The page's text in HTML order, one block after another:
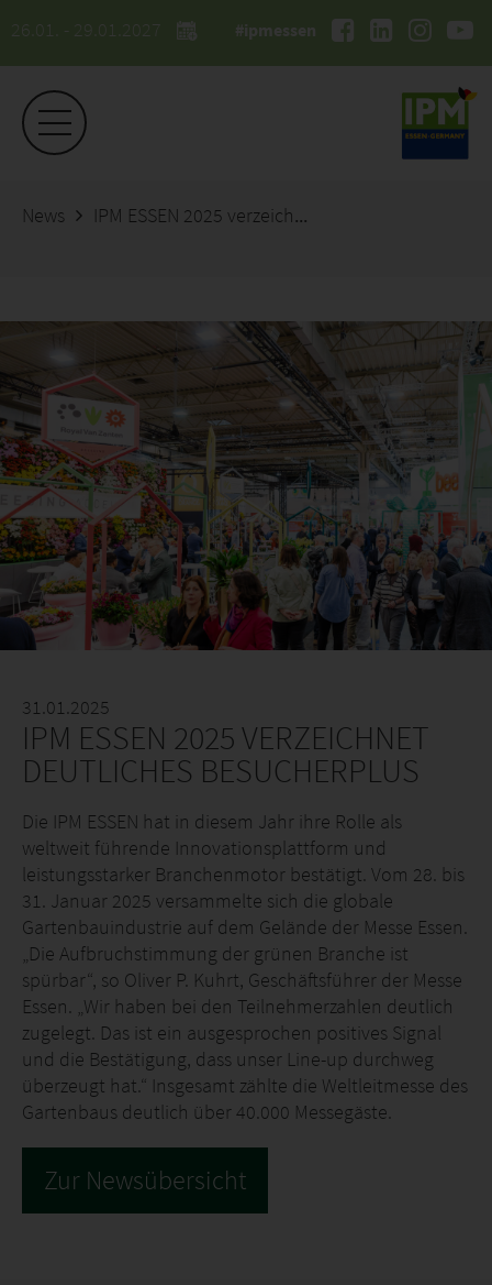
26.01. - 29.01.2027 #ipmessen
News IPM ESSEN 2025 verzeichnet deutliches Besucherplus
31.01.2025
IPM ESSEN 2025 VERZEICHNET
DEUTLICHES BESUCHERPLUS
Die IPM ESSEN hat in diesem Jahr ihre Rolle als
weltweit führende Innovationsplattform und
leistungsstarker Branchenmotor bestätigt. Vom 28. bis
31. Januar 2025 versammelte sich die globale
Gartenbauindustrie auf dem Gelände der Messe Essen.
„Die Aufbruchstimmung der grünen Branche ist
spürbar“, so Oliver P. Kuhrt, Geschäftsführer der Messe
Essen. „Wir haben bei den Teilnehmerzahlen deutlich
zugelegt. Das ist ein ausgesprochen positives Signal
und die Bestätigung, dass unser Line-up durchweg
überzeugt hat.“ Insgesamt zählte die Weltleitmesse des
Gartenbaus deutlich über 40.000 Messegäste.
Zur Newsübersicht